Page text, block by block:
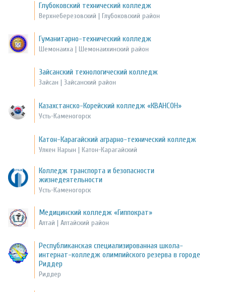
Глубоковский технический колледж
Верхнеберезовский | Глубоковский район
Гуманитарно-технический колледж
Шемонаиха | Шемонаихинский район
Зайсанский технологический колледж
Зайсан | Зайсанский район
Казахстанско-Корейский колледж «КВАНСОН»
Усть-Каменогорск
Катон-Карагайский аграрно-технический колледж
Улкен Нарын | Катон-Карагайский
Колледж транспорта и безопасности
жизнедеятельности
Усть-Каменогорск
Медицинский колледж «Гиппократ»
Алтай | Алтайский район
Республиканская специализированная школа-
интернат-колледж олимпийского резерва в городе
Риддер
Риддер